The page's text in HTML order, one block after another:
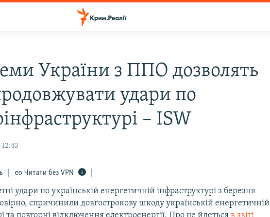
України з ППО дозволять
удари по
– ISW
Читати без VPN
удари по українській енергетичній інфраструктурі з березня
спричинили довгострокову шкоду українській енергетичній